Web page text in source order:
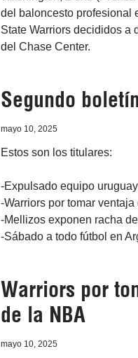
del baloncesto profesional
State Warriors decididos a
del Chase Center.
Segundo
mayo 10, 2025
Estos son los titulares:
-Expulsado equipo
-Warriors por tomar
-Mellizos exponen racha
-Sábado a todo fútbol en
Warriors por
de la NBA
mayo 10, 2025